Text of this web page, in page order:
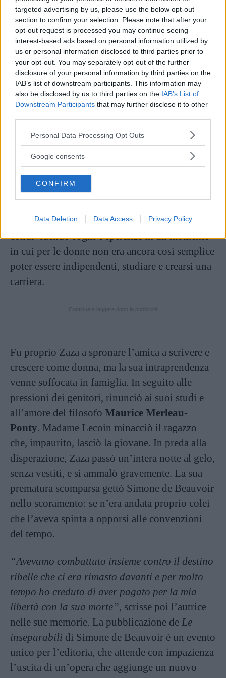
targeted advertising by us, please use the below opt-out
section to confirm your selection. Please note that after your
opt-out request is processed you may continue seeing
interest-based ads based on personal information utilized by
us or personal information disclosed to third parties prior to
your opt-out. You may separately opt-out of the further
disclosure of your personal information by third parties on the
IAB’s list of downstream participants. This information may
also be disclosed by us to third parties on the IAB’s List of
Downstream Participants that may further disclose it to other
Please note that this website/app uses one or more Google
not limited to your visit or usage behaviour. You may click to
use your data for below specified purposes in below Google
consent section.
Personal Data Processing Opt Outs
Google consents
CONFIRM
Data Deletion Data Access Privacy Policy
scrittrice stessa. Quest’ultima rimane subito
incantata dalla nuova compagna: la ammira e fa
di tutto per indurre convincerla a ricambiare il
sentimento. Le due diventano rapidamente
inseparabili, ma è il destino ad allontanarle.
A trovare il titolo al romanzo, dato che ancora
ispirandosi al testo stesso. La parola
“inseparabile” viene infatti menzionata più
volte in relazione ai personaggi centrali,
modellati su de Beauvoir e la sua “
geniale“. Entrambe appartenenti a famiglie
Venti, si conobbero all’età di 9 anni,
condividendo sogni e speranze in un momento
in cui per le donne non era ancora così semplice
poter essere indipendenti, studiare e crearsi una
carriera.
Fu proprio Zaza a spronare l’amica a scrivere e
crescere come donna, ma la sua intraprendenza
venne soffocata in famiglia. In seguito alle
pressioni dei genitori, rinunciò ai suoi studi e
all’amore del filosofo Maurice Merleau-
Ponty. Madame Lecoin minacciò il ragazzo
che, impaurito, lasciò la giovane. In preda alla
disperazione, Zaza passò un’intera notte al gelo,
senza vestiti, e si ammalò gravemente. La sua
prematura scomparsa gettò Simone de Beauvoir
nello scoramento: se n’era andata proprio colei
che l’aveva spinta a opporsi alle convenzioni
del tempo.
“Avevamo combattuto insieme contro il destino
ribelle che ci era rimasto davanti e per molto
tempo ho creduto di aver pagato per la mia
libertà con la sua morte”, scrisse poi l’autrice
nelle sue memorie. La pubblicazione de Le
inseparabili di Simone de Beauvoir è un evento
unico per l’editoria, che attende con impazienza
l’uscita di un’opera che aggiunge un nuovo